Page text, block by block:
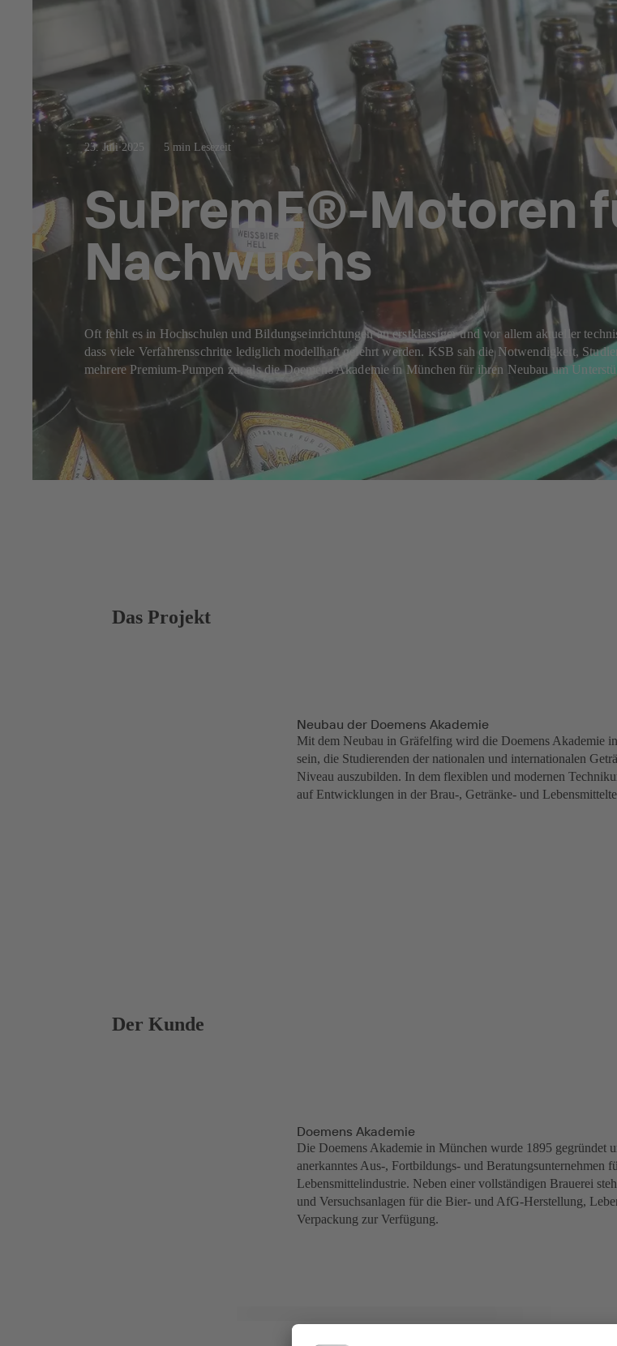
23. Juli 2025 5 min Lesezeit
SuPremE®-Motoren
Nachwuchs
Oft fehlt es in Hochschulen und Bildungseinrichtungen an erstklassiger und vor allem aktueller
dass viele Verfahrensschritte lediglich modellhaft gelehrt werden. KSB sah die Notwendigkeit,
mehrere Premium-Pumpen zu, als die Doemens Akademie in München für ihren Neubau um
Das Projekt
Neubau der Doemens Akademie
Mit dem Neubau in Gräfelfing wird die Doemens Akademie
sein, die Studierenden der nationalen und internationalen
Niveau auszubilden. In dem flexiblen und modernen
auf Entwicklungen in der Brau-, Getränke- und
Der Kunde
Doemens Akademie
Die Doemens Akademie in München wurde 1895 gegründet
anerkanntes Aus-, Fortbildungs- und Beratungsunternehmen
Lebensmittelindustrie. Neben einer vollständigen Brauerei
und Versuchsanlagen für die Bier- und AfG-Herstellung,
Verpackung zur Verfügung.